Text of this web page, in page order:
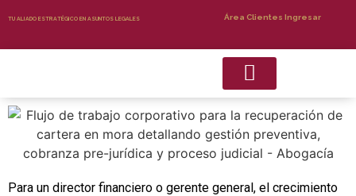
TU ALIADO ESTRATÉGICO EN ASUNTOS LEGALES Área Clientes Ingresar
Para un director financiero o gerente general, el crecimiento